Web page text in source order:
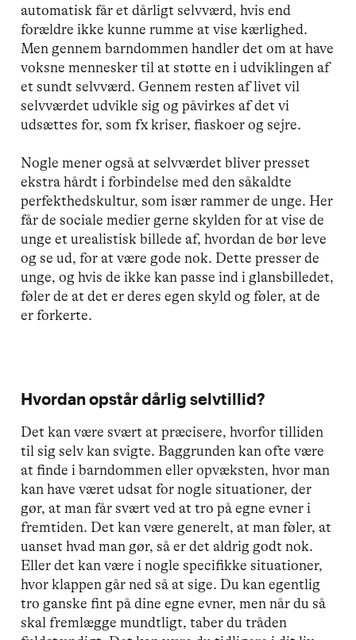
automatisk får et dårligt selvværd, hvis end
forældre ikke kunne rumme at vise kærlighed.
Men gennem barndommen handler det om at have
voksne mennesker til at støtte en i udviklingen af
et sundt selvværd. Gennem resten af livet vil
selvværdet udvikle sig og påvirkes af det vi
udsættes for, som fx kriser, fiaskoer og sejre.
Nogle mener også at selvværdet bliver presset
ekstra hårdt i forbindelse med den såkaldte
perfekthedskultur, som især rammer de unge. Her
får de sociale medier gerne skylden for at vise de
unge et urealistisk billede af, hvordan de bør leve
og se ud, for at være gode nok. Dette presser de
unge, og hvis de ikke kan passe ind i glansbilledet,
føler de at det er deres egen skyld og føler, at de
er forkerte.
Hvordan opstår dårlig selvtillid?
Det kan være svært at præcisere, hvorfor tilliden
til sig selv kan svigte. Baggrunden kan ofte være
at finde i barndommen eller opvæksten, hvor man
kan have været udsat for nogle situationer, der
gør, at man får svært ved at tro på egne evner i
fremtiden. Det kan være generelt, at man føler, at
uanset hvad man gør, så er det aldrig godt nok.
Eller det kan være i nogle specifikke situationer,
hvor klappen går ned så at sige. Du kan egentlig
tro ganske fint på dine egne evner, men når du så
skal fremlægge mundtligt, taber du tråden